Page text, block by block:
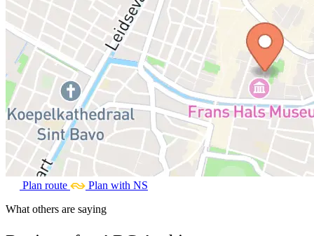
Plan route
Plan with NS
What others are saying